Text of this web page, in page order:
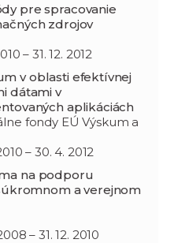
pre spracovanie
zdrojov
– 31. 12. 2012
v oblasti efektívnej
dátami v
aplikáciách
fondy EÚ Výskum a
– 30. 4. 2012
na podporu
a verejnom
– 31. 12. 2010